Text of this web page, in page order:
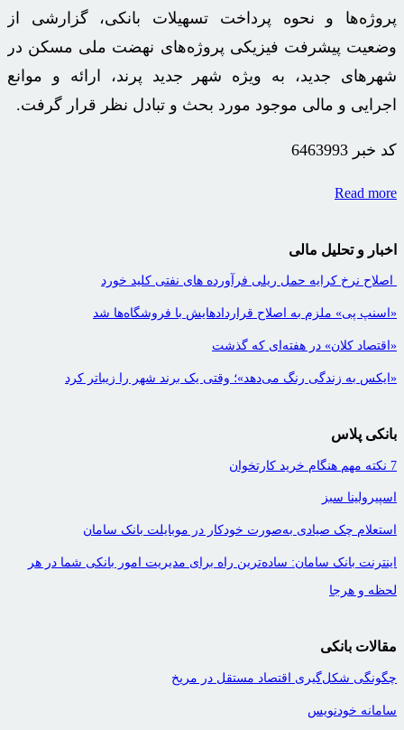
پروژه‌ها و نحوه پرداخت تسهیلات بانکی، گزارشی از
وضعیت پیشرفت فیزیکی پروژه‌های نهضت ملی مسکن در
شهرهای جدید، به ویژه شهر جدید پرند، ارائه و موانع
اجرایی و مالی موجود مورد بحث و تبادل نظر قرار گرفت.
کد خبر 6463993
Read more
اخبار و تحلیل مالی
اصلاح نرخ کرایه حمل ریلی فرآورده های نفتی کلید خورد
«اسنپ پی» ملزم به اصلاح قراردادهایش با فروشگاه‌ها شد
«اقتصاد کلان» در هفته‌ای که گذشت
«ایکس به زندگی رنگ می‌دهد»؛ وقتی یک برند شهر را زیباتر کرد
بانکی پلاس
7 نکته مهم هنگام خرید کارتخوان
اسپیرولینا سبز
استعلام چک صیادی به‌صورت خودکار در موبایلت بانک سامان
اینترنت بانک سامان: ساده‌ترین راه برای مدیریت امور بانکی شما در هر
لحظه و هرجا
مقالات بانکی
چگونگی شکل‌گیری اقتصاد مستقل در مریخ
سامانه خودنویس